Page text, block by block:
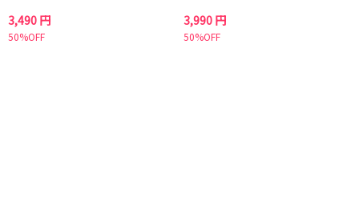
3,490 円
50%OFF
3,990 円
50%OFF